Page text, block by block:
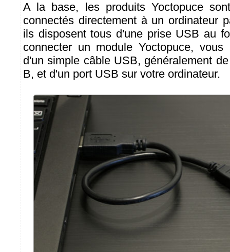
A la base, les produits Yoctopuce
connectés directement à un ordinateur
ils disposent tous d'une prise USB au
connecter un module Yoctopuce,
d'un simple câble USB, généralement
B, et d'un port USB sur votre ordinateur.